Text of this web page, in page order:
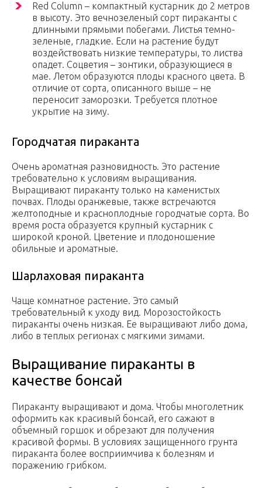
Red Column – компактный кустарник до 2 метров
в высоту. Это вечнозеленый сорт пираканты с
длинными прямыми побегами. Листья темно-
зеленые, гладкие. Если на растение будут
воздействовать низкие температуры, то листва
опадет. Соцветия – зонтики, образующиеся в
мае. Летом образуются плоды красного цвета. В
отличие от сорта, описанного выше – не
переносит заморозки. Требуется плотное
укрытие на зиму.
Городчатая пираканта
Очень ароматная разновидность. Это растение
требовательно к условиям выращивания.
Выращивают пираканту только на каменистых
почвах. Плоды оранжевые, также встречаются
желтоподные и красноплодные городчатые сорта. Во
время роста образуется крупный кустарник с
широкой кроной. Цветение и плодоношение
обильные и ароматные.
Шарлаховая пираканта
Чаще комнатное растение. Это самый
требовательный к уходу вид. Морозостойкость
пираканты очень низкая. Ее выращивают либо дома,
либо в теплых регионах с мягкими зимами.
Выращивание пираканты в
качестве бонсай
Пираканту выращивают и дома. Чтобы многолетник
оформить как красивый бонсай, его сажают в
объемный горшок и обрезают для получения
красивой формы. В условиях защищенного грунта
пираканта более восприимчива к болезням и
поражению грибком.